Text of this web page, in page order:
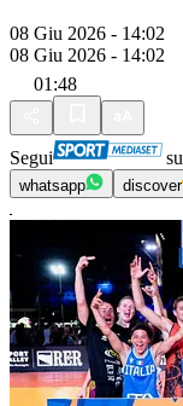
08 Giu 2026 - 14:02
08 Giu 2026 - 14:02
01:48
Segui su
whatsapp discover